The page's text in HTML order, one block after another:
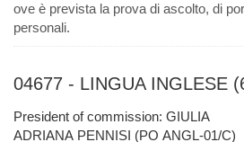
ove è prevista la prova di ascolto, di
personali.
04677 - LINGUA INGLESE
President of commission: GIULIA
ADRIANA PENNISI (PO ANGL-01/C)